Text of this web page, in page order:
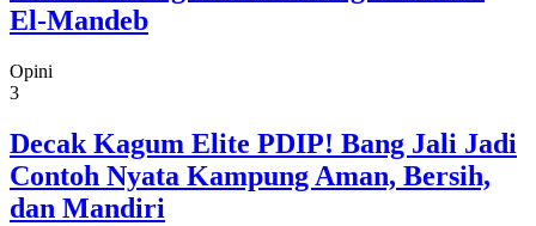
El-Mandeb
Opini
3
Decak Kagum Elite PDIP! Bang Jali Jadi
Contoh Nyata Kampung Aman, Bersih,
dan Mandiri